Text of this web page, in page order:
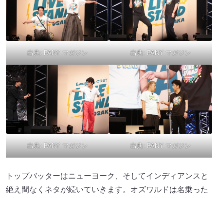
出典: FANY マガジン 出典: FANY マガジン
出典: FANY マガジン 出典: FANY マガジン
トップバッターはニューヨーク、そしてインディアンスと
絶え間なくネタが続いていきます。オズワルドは名乗った